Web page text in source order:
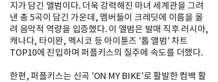
지가 담긴 앨범이다. 더욱 강력해진 마녀 세계관을 그려
낸 총 5곡이 담긴 가운데, 멤버들이 크레딧에 이름을 올
려 음악적 역량을 입증했다. 이 앨범은 발매 직후 러시아,
캐나다, 타이완, 멕시코 등 아이튠즈 '톱 앨범' 차트
TOP10에 진입하며 퍼플키스의 질주에 속도를 더했다.
한편, 퍼플키스는 신곡 'ON MY BIKE'로 활발한 컴백 활